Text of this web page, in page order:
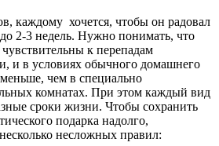
каждому хочется, чтобы он радовал
2-3 недель. Нужно понимать, что
к перепадам
и в условиях обычного домашнего
чем в специально
комнатах. При этом каждый вид
сроки жизни. Чтобы сохранить
подарка надолго,
несложных правил: